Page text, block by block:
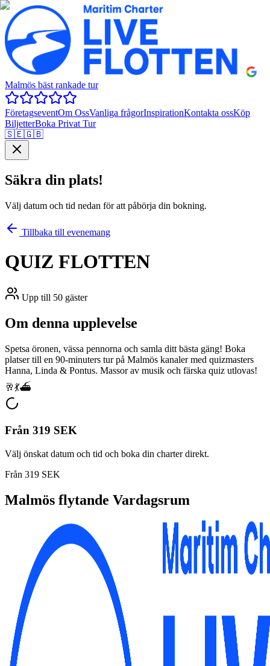
Malmös bäst rankade tur
FöretagseventOm OssVanliga frågorInspirationKontakta ossKöp
BiljetterBoka Privat Tur
🇸🇪🇬🇧
Säkra din plats!
Välj datum och tid nedan för att påbörja din bokning.
Tillbaka till evenemang
QUIZ FLOTTEN
Upp till 50 gäster
Om denna upplevelse
Spetsa öronen, vässa pennorna och samla ditt bästa gäng! Boka
platser till en 90-minuters tur på Malmös kanaler med quizmasters
Hanna, Linda & Pontus. Massor av musik och färska quiz utlovas!
🥂💃⛴️
Från 319 SEK
Välj önskat datum och tid och boka din charter direkt.
Från 319 SEK
Malmös flytande Vardagsrum